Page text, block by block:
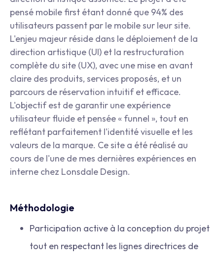
pensé mobile first étant donné que 94% des
utilisateurs passent par le mobile sur leur site.
L'enjeu majeur réside dans le déploiement de la
direction artistique (UI) et la restructuration
complète du site (UX), avec une mise en avant
claire des produits, services proposés, et un
parcours de réservation intuitif et efficace.
L'objectif est de garantir une expérience
utilisateur fluide et pensée « funnel », tout en
reflétant parfaitement l'identité visuelle et les
valeurs de la marque. Ce site a été réalisé au
cours de l'une de mes dernières expériences en
interne chez Lonsdale Design.
Méthodologie
Participation active à la conception du projet
tout en respectant les lignes directrices de